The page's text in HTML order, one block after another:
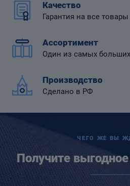
Качество
Гарантия на все товары
Ассортимент
Один из самых больших
Производство
Сделано в РФ
ЧЕГО ЖЕ ВЫ
Получите